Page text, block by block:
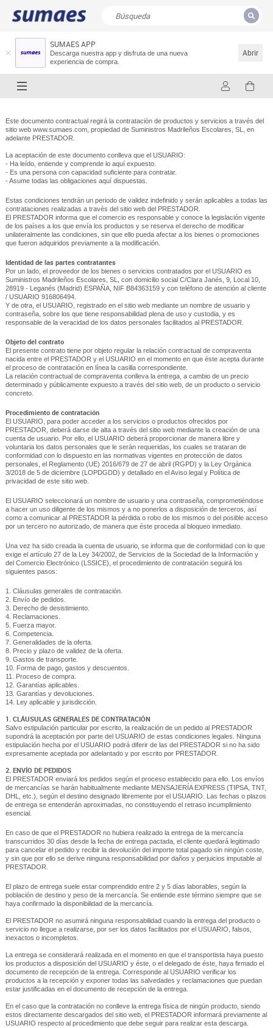
SUMAES APP
Descarga nuestra app y disfruta de una nueva
experiencia de compra.
Abrir
Resultados de la búsqueda
Este documento contractual regirá la contratación de productos y servicios a través del
sitio web www.sumaes.com, propiedad de Suministros Madrileños Escolares, SL, en
adelante PRESTADOR.
La aceptación de este documento conlleva que el USUARIO:
- Ha leído, entiende y comprende lo aquí expuesto.
- Es una persona con capacidad suficiente para contratar.
- Asume todas las obligaciones aquí dispuestas.
Estas condiciones tendrán un periodo de validez indefinido y serán aplicables a todas las
contrataciones realizadas a través del sitio web del PRESTADOR.
El PRESTADOR informa que el comercio es responsable y conoce la legislación vigente
de los países a los que envía los productos y se reserva el derecho de modificar
unilateralmente las condiciones, sin que ello pueda afectar a los bienes o promociones
que fueron adquiridos previamente a la modificación.
Identidad de las partes contratantes
Por un lado, el proveedor de los bienes o servicios contratados por el USUARIO es
Suministros Madrileños Escolares, SL, con domicilio social C/Clara Janés, 9, Local 10,
28919 - Leganés (Madrid) ESPAÑA, NIF B84363159 y con teléfono de atención al cliente
/ USUARIO 916806494.
Y de otra, el USUARIO, registrado en el sitio web mediante un nombre de usuario y
contraseña, sobre los que tiene responsabilidad plena de uso y custodia, y es
responsable de la veracidad de los datos personales facilitados al PRESTADOR.
Objeto del contrato
El presente contrato tiene por objeto regular la relación contractual de compraventa
nacida entre el PRESTADOR y el USUARIO en el momento en que éste acepta durante
el proceso de contratación en línea la casilla correspondiente.
La relación contractual de compraventa conlleva la entrega, a cambio de un precio
determinado y públicamente expuesto a través del sitio web, de un producto o servicio
concreto.
Procedimiento de contratación
El USUARIO, para poder acceder a los servicios o productos ofrecidos por
PRESTADOR, deberá darse de alta a través del sitio web mediante la creación de una
cuenta de usuario. Por ello, el USUARIO deberá proporcionar de manera libre y
voluntaria los datos personales que le serán requeridas, los cuales se trataran de
conformidad con lo dispuesto en las normativas vigentes en protección de datos
personales, el Reglamento (UE) 2016/679 de 27 de abril (RGPD) y la Ley Orgánica
3/2018 de 5 de diciembre (LOPDGDD) y detallado en el Aviso legal y Política de
privacidad de este sitio web.
El USUARIO seleccionará un nombre de usuario y una contraseña, comprometiéndose
a hacer un uso diligente de los mismos y a no ponerlos a disposición de terceros, así
como a comunicar al PRESTADOR la pérdida o robo de los mismos o del posible acceso
por un tercero no autorizado, de manera que éste proceda al bloqueo inmediato.
Una vez ha sido creada la cuenta de usuario, se informa que de conformidad con lo que
exige el artículo 27 de la Ley 34/2002, de Servicios de la Sociedad de la Información y
del Comercio Electrónico (LSSICE), el procedimiento de contratación seguirá los
siguientes pasos:
1. Cláusulas generales de contratación.
2. Envío de pedidos.
3. Derecho de desistimiento.
4. Reclamaciones.
5. Fuerza mayor.
6. Competencia.
7. Generalidades de la oferta.
8. Precio y plazo de validez de la oferta.
9. Gastos de transporte.
10. Forma de pago, gastos y descuentos.
11. Proceso de compra.
12. Garantías aplicables.
13. Garantías y devoluciones.
14. Ley aplicable y jurisdicción.
1. CLÁUSULAS GENERALES DE CONTRATACIÓN
Salvo estipulación particular por escrito, la realización de un pedido al PRESTADOR
supondrá la aceptación por parte del USUARIO de estas condiciones legales. Ninguna
estipulación hecha por el USUARIO podrá diferir de las del PRESTADOR si no ha sido
expresamente aceptada por adelantado y por escrito por PRESTADOR.
2. ENVÍO DE PEDIDOS
El PRESTADOR enviará los pedidos según el proceso establecido para ello. Los envíos
de mercancías se harán habitualmente mediante MENSAJERÍA EXPRESS (TIPSA, TNT,
DHL, etc.), según el destino designado libremente por el USUARIO. Las fechas o plazos
de entrega se entenderán aproximadas, no constituyendo el retraso incumplimiento
esencial.
En caso de que el PRESTADOR no hubiera realizado la entrega de la mercancía
transcurridos 30 días desde la fecha de entrega pactada, el cliente quedará legitimado
para cancelar el pedido y recibir la devolución del importe total pagado sin ningún coste,
y sin que por ello se derive ninguna responsabilidad por daños y perjuicios imputable al
PRESTADOR.
El plazo de entrega suele estar comprendido entre 2 y 5 días laborables, según la
población de destino y peso de la mercancía. Se entiende este término siempre que se
haya confirmado la disponibilidad de la mercancía.
El PRESTADOR no asumirá ninguna responsabilidad cuando la entrega del producto o
servicio no llegue a realizarse, por ser los datos facilitados por el USUARIO, falsos,
inexactos o incompletos.
La entrega se considerará realizada en el momento en que el transportista haya puesto
los productos a disposición del USUARIO y éste, o el delegado de éste, haya firmado el
documento de recepción de la entrega. Corresponde al USUARIO verificar los
productos a la recepción y exponer todas las salvedades y reclamaciones que puedan
estar justificadas en el documento de recepción de la entrega.
En el caso que la contratación no conlleve la entrega física de ningún producto, siendo
estos directamente descargados del sitio web, el PRESTADOR informará previamente al
USUARIO respecto al procedimiento que debe seguir para realizar esta descarga.